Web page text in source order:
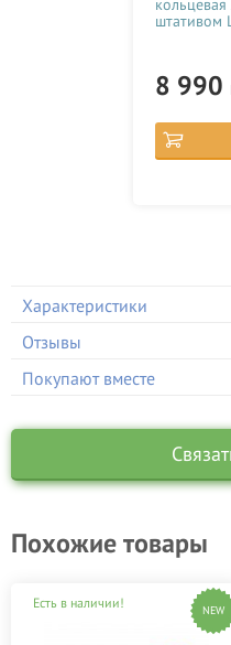
штативом
8 990
Характеристики
Отзывы
Покупают вместе
Похожие товары
Есть в наличии! NEW